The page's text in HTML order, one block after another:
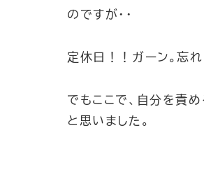
のですが・・
定休日！！ガーン。
でもここで、自分を責
と思いました。